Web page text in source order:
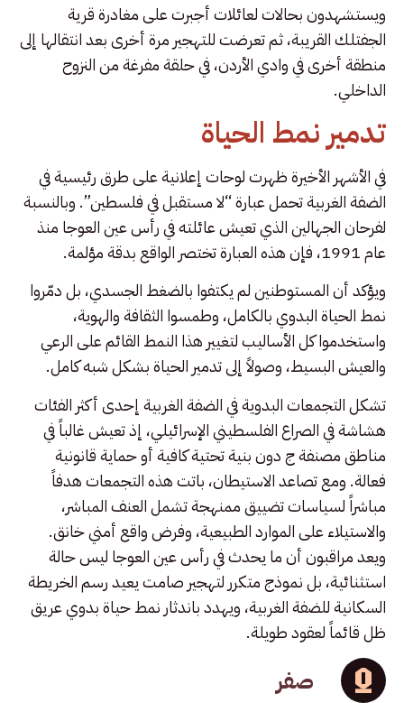
ويستشهدون بحالات لعائلات أجبرت على مغادرة قرية
الجفتلك القريبة، ثم تعرضت للتهجير مرة أخرى بعد انتقالها إلى
منطقة أخرى في وادي الأردن، في حلقة مفرغة من النزوح
الداخلي.
تدمير نمط الحياة
في الأشهر الأخيرة ظهرت لوحات إعلانية على طرق رئيسية في
الضفة الغربية تحمل عبارة “لا مستقبل في فلسطين”. وبالنسبة
لفرحان الجهالين الذي تعيش عائلته في رأس عين العوجا منذ
عام 1991، فإن هذه العبارة تختصر الواقع بدقة مؤلمة.
ويؤكد أن المستوطنين لم يكتفوا بالضغط الجسدي، بل دمّروا
نمط الحياة البدوي بالكامل، وطمسوا الثقافة والهوية،
واستخدموا كل الأساليب لتغيير هذا النمط القائم على الرعي
والعيش البسيط، وصولاً إلى تدمير الحياة بشكل شبه كامل.
تشكل التجمعات البدوية في الضفة الغربية إحدى أكثر الفئات
هشاشة في الصراع الفلسطيني الإسرائيلي، إذ تعيش غالباً في
مناطق مصنفة ج دون بنية تحتية كافية أو حماية قانونية
فعالة. ومع تصاعد الاستيطان، باتت هذه التجمعات هدفاً
مباشراً لسياسات تضييق ممنهجة تشمل العنف المباشر،
والاستيلاء على الموارد الطبيعية، وفرض واقع أمني خانق.
ويعد مراقبون أن ما يحدث في رأس عين العوجا ليس حالة
استثنائية، بل نموذج متكرر لتهجير صامت يعيد رسم الخريطة
السكانية للضفة الغربية، ويهدد باندثار نمط حياة بدوي عريق
ظل قائماً لعقود طويلة.
صفر